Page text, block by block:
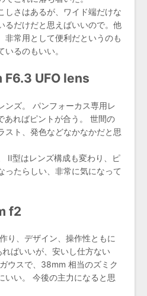
しさはあるが、ワイド端だけな
るだけだと思えばいいので。他
非常用として便利だというのも
るのもいい。
UFO lens
ンズ。 パンフォーカス専用レ
あればピントが合う。 世間の
スト、発色などなかなかだと思
II型はレンズ構成も変わり、ピ
ったらしい、非常に気になって
f2
り、デザイン、操作性ともに
ばいいが、安いし仕方ない
ウスで、38mm 相当のズミク
いい。 今後の主力になると思